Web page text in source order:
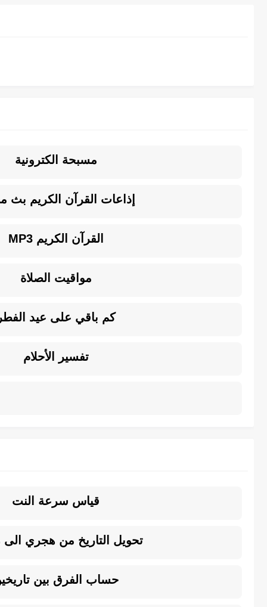
مسبحة الكترونية
إذاعات القرآن الكريم بث
القرآن الكريم MP3
مواقيت الصلاة
كم باقي على عيد الفطر
تفسير الأحلام
قياس سرعة النت
تحويل التاريخ من هجري الى
حساب الفرق بين